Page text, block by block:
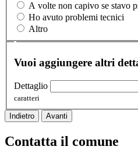
A volte non capivo se stavo
Ho avuto problemi tecnici
Altro
Vuoi aggiungere altri
Dettaglio
caratteri
Indietro Avanti
Contatta il comune